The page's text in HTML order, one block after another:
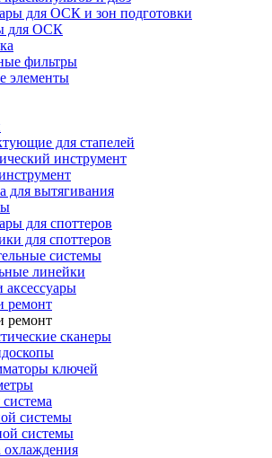
для ОСК и зон подготовки
для ОСК
фильтры
элементы
для стапелей
инструмент
для вытягивания
для споттеров
для споттеров
системы
линейки
ремонт
ремонт
сканеры
ключей
системы
системы
охлаждения